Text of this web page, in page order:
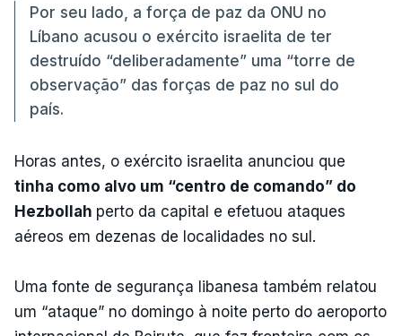
Por seu lado, a força de paz da ONU no
Líbano acusou o exército israelita de ter
destruído “deliberadamente” uma “torre de
observação” das forças de paz no sul do
país.
Horas antes, o exército israelita anunciou que
tinha como alvo um “centro de comando” do
Hezbollah perto da capital e efetuou ataques
aéreos em dezenas de localidades no sul.
Uma fonte de segurança libanesa também relatou
um “ataque” no domingo à noite perto do aeroporto